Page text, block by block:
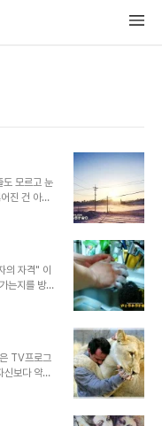
도 모르고 눈
진 건 아니
은 느낌 그
수 밖에 없
좋아서 위로
도 많은 눈
우는데... 눈
무도 예쁘게
의 자격" 이
는지를 방영
정말 힘들
하나라고...
맞벌이하
예전에 비하
런데, 아이
처럼 예비
TV프로그
신보다 약한
. 매번 보게
은 사람들의